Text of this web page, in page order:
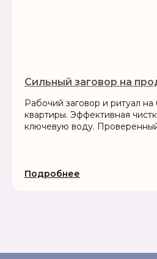
Сильный заговор на
Рабочий заговор и ритуал
квартиры. Эффективная
ключевую воду.
Подробнее